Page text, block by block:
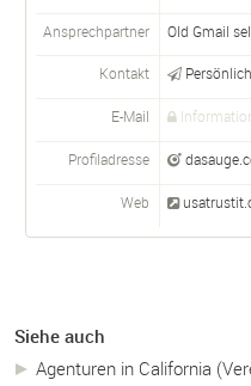
Ansprechpartner Old Gmail
Kontakt
E-Mail
Profiladresse
Web
Siehe auch
Agenturen in California